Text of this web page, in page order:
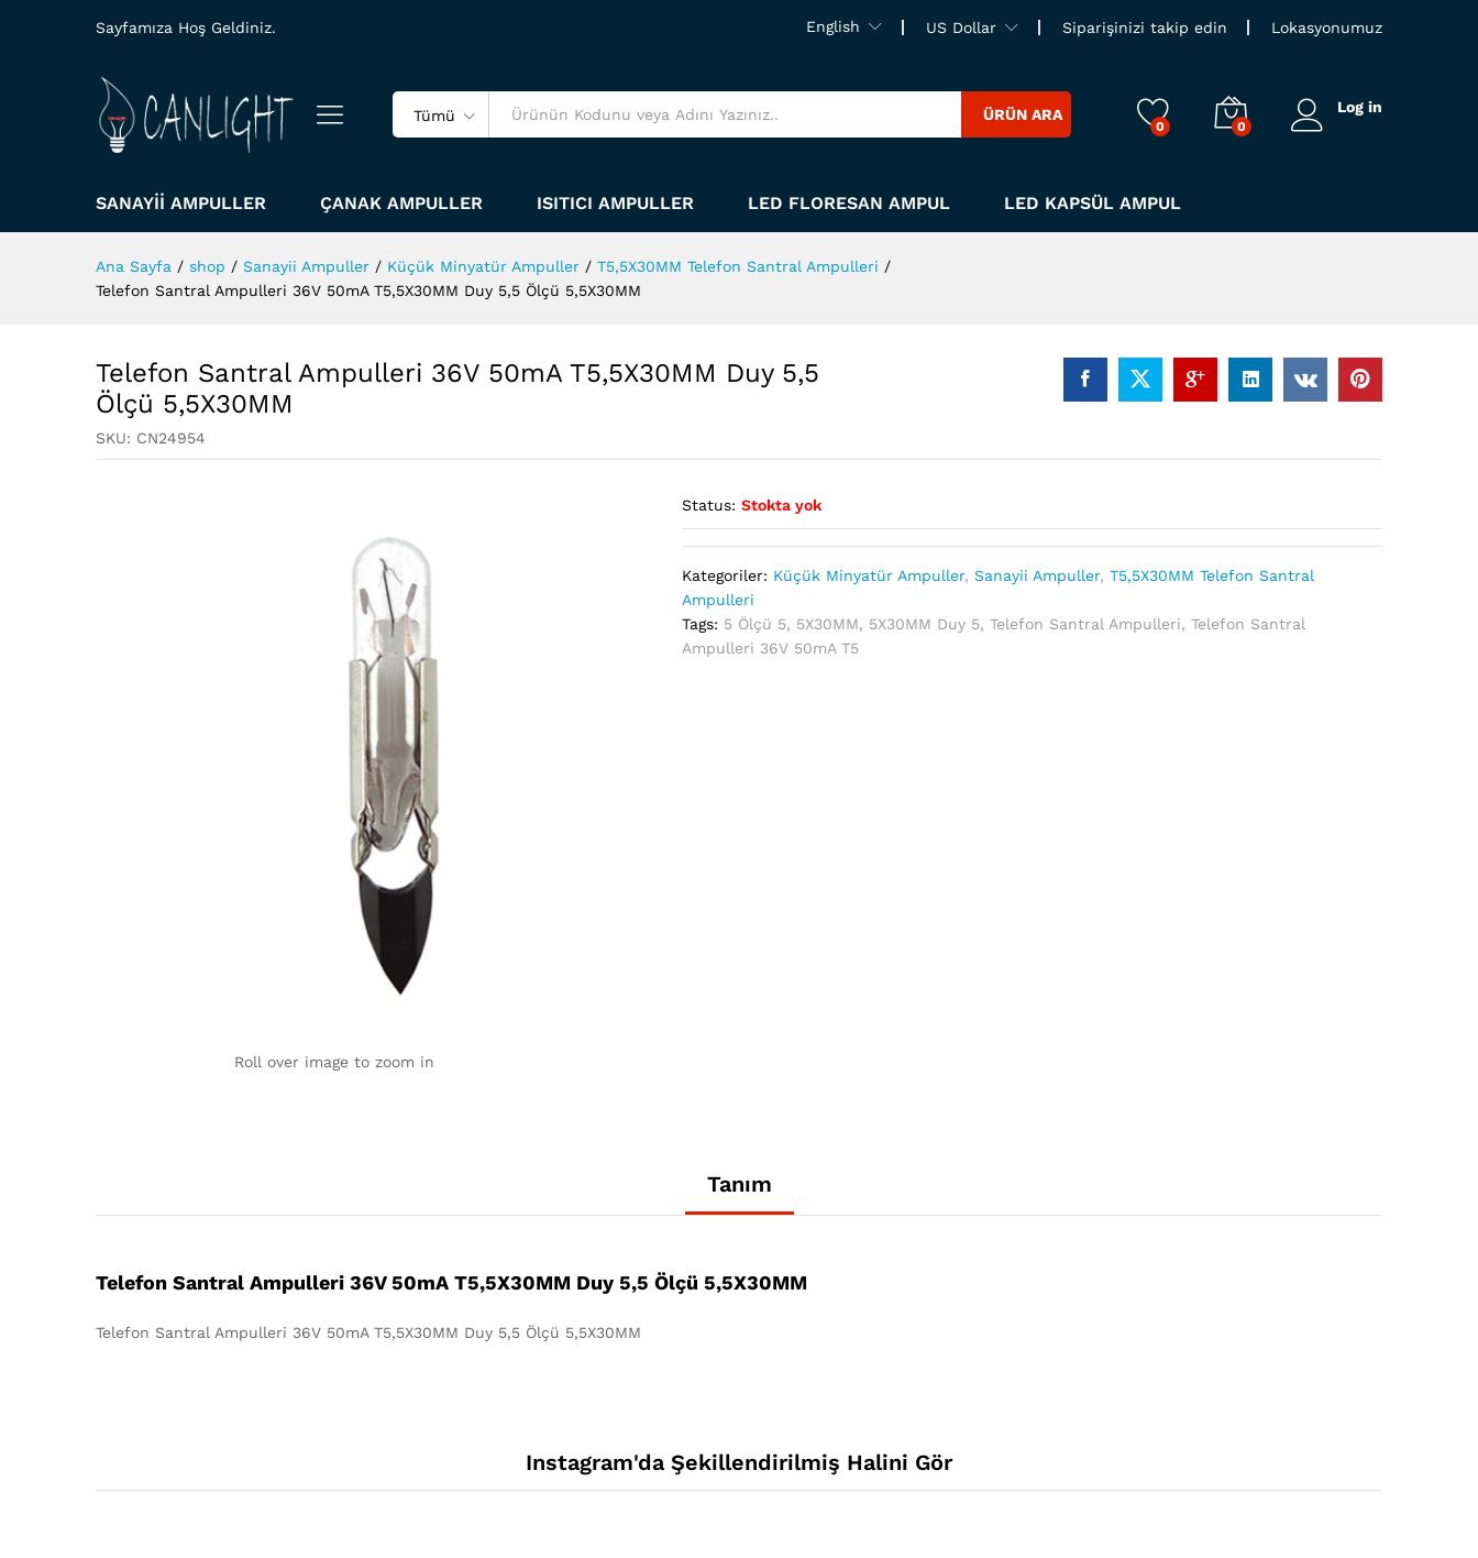
Sayfamıza Hoş Geldiniz. English US Dollar Siparişinizi takip edin Lokasyonumuz
Tümü ÜRÜN ARA
0 0
Log in
SANAYII AMPULLER ÇANAK AMPULLER ISITICI AMPULLER LED FLORESAN AMPUL LED KAPSÜL AMPUL
Ana Sayfa / shop / Sanayii Ampuller / Küçük Minyatür Ampuller / T5,5X30MM Telefon Santral Ampulleri /
Telefon Santral Ampulleri 36V 50mA T5,5X30MM Duy 5,5 Ölçü 5,5X30MM
Telefon Santral Ampulleri 36V 50mA T5,5X30MM Duy 5,5
Ölçü 5,5X30MM
SKU: CN24954
Roll over image to zoom in
Status: Stokta yok
Kategoriler: Küçük Minyatür Ampuller,Sanayii Ampuller,T5,5X30MM Telefon Santral
Ampulleri
Tags: 5 Ölçü 5, 5X30MM, 5X30MM Duy 5,Telefon Santral Ampulleri,Telefon Santral
Ampulleri 36V 50mA T5
Tanım
Telefon Santral Ampulleri 36V 50mA T5,5X30MM Duy 5,5 Ölçü 5,5X30MM
Telefon Santral Ampulleri 36V 50mA T5,5X30MM Duy 5,5 Ölçü 5,5X30MM
Instagram'da Şekillendirilmiş Halini Gör